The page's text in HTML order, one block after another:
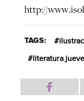
http://
TAGS:
literatura